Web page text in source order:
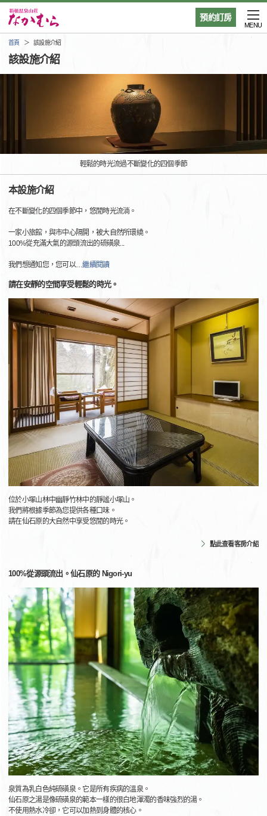
預約訂房
MENU
首頁 該設施介紹
該設施介紹
輕鬆的時光流過不斷變化的四個季節
本設施介紹
在不斷變化的四個季節中，悠閒時光流淌。
一家小旅館，與市中心隔開，被大自然所環繞。
100%從充滿大氣的源頭流出的硫磺泉...
我們想通知您，您可以…繼續閱讀
請在安靜的空間享受輕鬆的時光。
位於小塚山林中幽靜竹林中的靜謐小塚山。
我們將根據季節為您提供各種口味。
請在仙石原的大自然中享受悠閒的時光。
點此查看客房介紹
100%從源頭流出。仙石原的 Nigori-yu
泉質為乳白色純硫磺泉。它是所有疾病的溫泉。
仙石原之湯是像硫磺泉的範本一樣的很白地渾濁的香味強烈的湯。
不使用熱水冷卻，它可以加熱到身體的核心。